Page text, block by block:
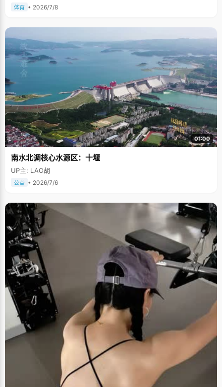
体育 • 2026/7/8
01:00
南水北调核心水源区：十堰
UP主: LAO胡
公益 • 2026/7/6